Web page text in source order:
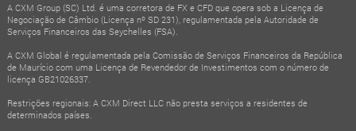
A CXM Group (SC) Ltd. é uma corretora de FX e CFD que opera sob a Licença de
Negociação de Câmbio (Licença nº SD 231), regulamentada pela Autoridade de
Serviços Financeiros das Seychelles (FSA).
A CXM Global é regulamentada pela Comissão de Serviços Financeiros da República
de Maurício com uma Licença de Revendedor de Investimentos com o número de
licença GB21026337.
Restrições regionais: A CXM Direct LLC não presta serviços a residentes de
determinados países.